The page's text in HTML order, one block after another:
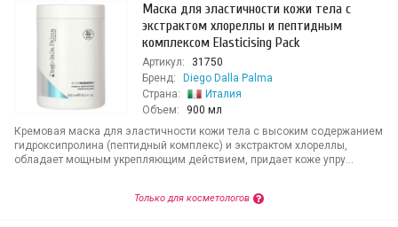
Маска для эластичности кожи тела с
экстрактом хлореллы и пептидным
комплексом Elasticising Pack
Артикул:
31750
Бренд:
Diego Dalla Palma
Страна:
Италия
Объем:
900 мл
Кремовая маска для эластичности кожи тела с высоким содержанием
гидроксипролина (пептидный комплекс) и экстрактом хлореллы,
обладает мощным укрепляющим действием, придает коже упру...
Только для косметологов